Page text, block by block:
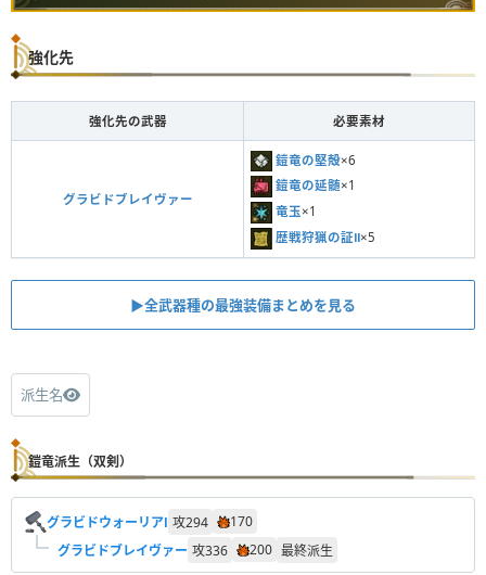
強化先
強化先の武器 必要素材
グラビドブレイヴァー
鎧竜の堅殻×6
鎧竜の延髄×1
竜玉×1
歴戦狩猟の証Ⅱ×5
▶︎全武器種の最強装備まとめを見る
派生名
鎧竜派生（双剣）
グラビドウォーリアⅠ 攻294
170
グラビドブレイヴァー 攻336 200 最終派生